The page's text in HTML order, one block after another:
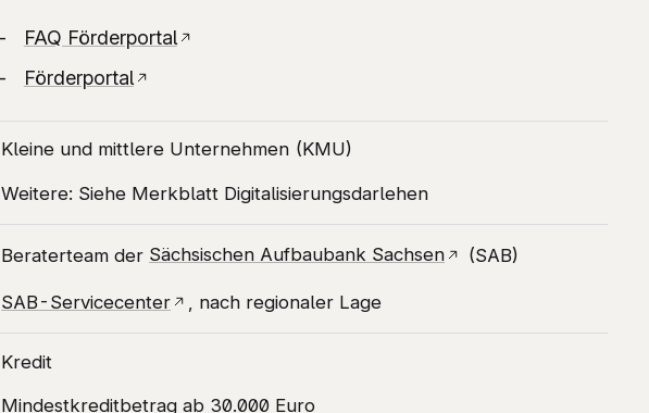
FAQ Förderportal
Förderportal
Kleine und mittlere Unternehmen (KMU)
Weitere: Siehe Merkblatt Digitalisierungsdarlehen
Beraterteam der Sächsischen Aufbaubank Sachsen (SAB)
SAB-Servicecenter , nach regionaler Lage
Kredit
Mindestkreditbetrag ab 30.000 Euro